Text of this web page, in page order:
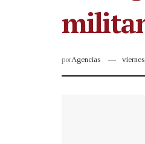
porAgencias